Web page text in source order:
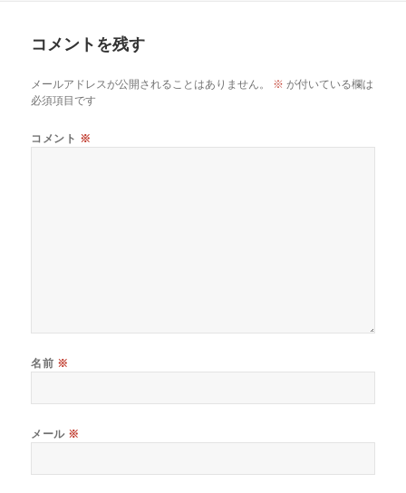
コメントを残す
メールアドレスが公開されることはありません。 ※ が付いている欄は
必須項目です
コメント ※
名前 ※
メール ※